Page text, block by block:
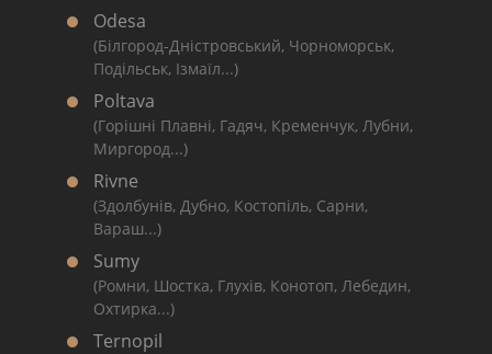
Odesa
(Білгород-Дністровський, Чорноморськ,
Подільськ, Ізмаїл...)
Poltava
(Горішні Плавні, Гадяч, Кременчук, Лубни,
Миргород...)
Rivne
(Здолбунів, Дубно, Костопіль, Сарни,
Вараш...)
Sumy
(Ромни, Шостка, Глухів, Конотоп, Лебедин,
Охтирка...)
Ternopil